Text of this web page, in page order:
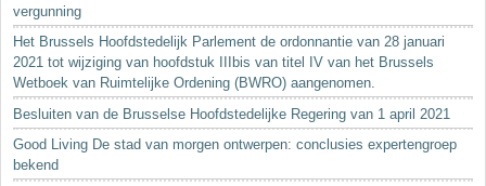
vergunning
Het Brussels Hoofdstedelijk Parlement de ordonnantie van 28 januari
2021 tot wijziging van hoofdstuk IIIbis van titel IV van het Brussels
Wetboek van Ruimtelijke Ordening (BWRO) aangenomen.
Besluiten van de Brusselse Hoofdstedelijke Regering van 1 april 2021
Good Living De stad van morgen ontwerpen: conclusies expertengroep
bekend